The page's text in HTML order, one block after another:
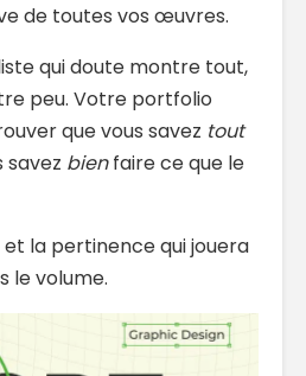
de toutes vos œuvres.
qui doute montre tout,
peu. Votre portfolio
que vous savez tout
savez bienfaire ce que le
la pertinence qui jouera
le volume.